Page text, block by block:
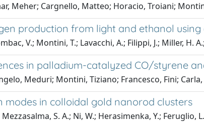
Meher; Cargnello, Matteo; Horacio, Troiani;
production from light and ethanol
V.; Montini, T.; Lavacchi, A.; Filippi, J.; Miller, H.
in palladium-catalyzed CO/styrene
Meduri; Montini, Tiziano; Francesco, Fini;
modes in colloidal gold nanorod clusters
S. A.; Ni, W.; Herasimenka, Y.;